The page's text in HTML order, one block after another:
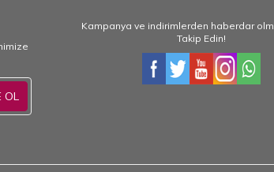
OL
Kampanya ve indirimlerden haberdar
Takip Edin!